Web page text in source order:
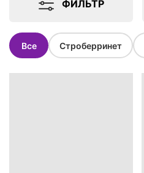
ФИЛЬТР
Все Строберринет